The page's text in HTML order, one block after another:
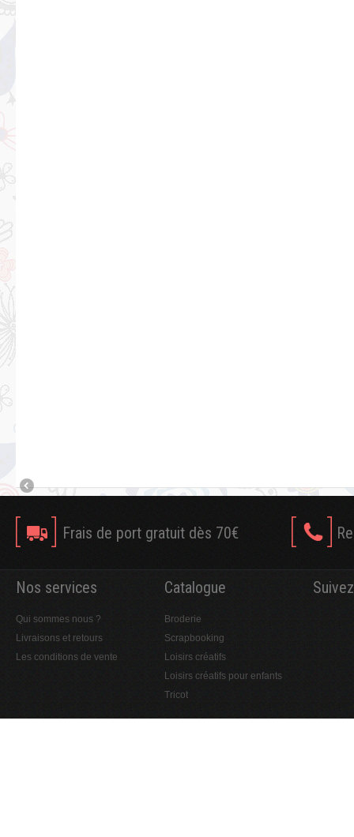
Frais de port gratuit dès 70€
Nos services
Qui sommes nous ?
Livraisons et retours
Les conditions de vente
Catalogue
Broderie
Scrapbooking
Loisirs créatifs
Loisirs créatifs pour enfants
Tricot